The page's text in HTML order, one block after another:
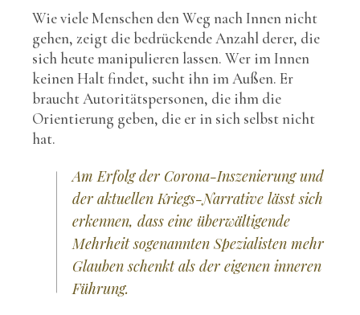
Wie viele Menschen den Weg nach Innen nicht
gehen, zeigt die bedrückende Anzahl derer, die
sich heute manipulieren lassen. Wer im Innen
keinen Halt findet, sucht ihn im Außen. Er
braucht Autoritätspersonen, die ihm die
Orientierung geben, die er in sich selbst nicht
hat.
Am Erfolg der Corona-Inszenierung und
der aktuellen Kriegs-Narrative lässt sich
erkennen, dass eine überwältigende
Mehrheit sogenannten Spezialisten mehr
Glauben schenkt als der eigenen inneren
Führung.